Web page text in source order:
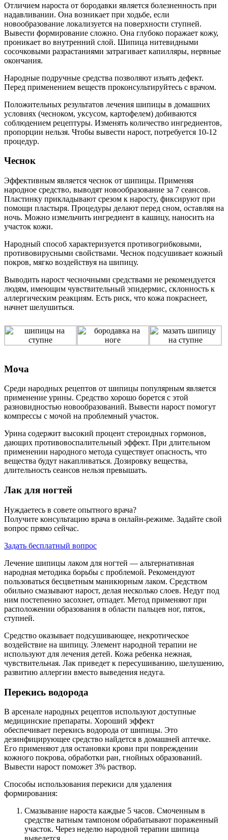
Отличием нароста от бородавки является болезненность при
надавливании. Она возникает при ходьбе, если
новообразование локализуется на поверхности ступней.
Вывести формирование сложно. Она глубоко поражает кожу,
проникает во внутренний слой. Шипица нитевидными
сосочковыми разрастаниями затрагивает капилляры, нервные
окончания.
Народные подручные средства позволяют изъять дефект.
Перед применением веществ проконсультируйтесь с врачом.
Положительных результатов лечения шипицы в домашних
условиях (чесноком, уксусом, картофелем) добиваются
соблюдением рецептуры. Изменять количество ингредиентов,
пропорции нельзя. Чтобы вывести нарост, потребуется 10-12
процедур.
Чеснок
Эффективным является чеснок от шипицы. Применяя
народное средство, выводят новообразование за 7 сеансов.
Пластинку прикладывают срезом к наросту, фиксируют при
помощи пластыря. Процедуры делают перед сном, оставляя на
ночь. Можно измельчить ингредиент в кашицу, наносить на
участок кожи.
Народный способ характеризуется противогрибковыми,
противовирусными свойствами. Чеснок подсушивает кожный
покров, мягко воздействуя на шипицу.
Выводить нарост чесночными средствами не рекомендуется
людям, имеющим чувствительный эпидермис, склонность к
аллергическим реакциям. Есть риск, что кожа покраснеет,
начнет шелушиться.
Моча
Среди народных рецептов от шипицы популярным является
применение урины. Средство хорошо борется с этой
разновидностью новообразований. Вывести нарост помогут
компрессы с мочой на проблемный участок.
Урина содержит высокий процент стероидных гормонов,
дающих противовоспалительный эффект. При длительном
применении народного метода существует опасность, что
вещества будут накапливаться. Дозировку вещества,
длительность сеансов нельзя превышать.
Лак для ногтей
Нуждаетесь в совете опытного врача?
Получите консультацию врача в онлайн-режиме. Задайте свой
вопрос прямо сейчас.
Задать бесплатный вопрос
Лечение шипицы лаком для ногтей — альтернативная
народная методика борьбы с проблемой. Рекомендуют
пользоваться бесцветным маникюрным лаком. Средством
обильно смазывают нарост, делая несколько слоев. Недуг под
ним постепенно засохнет, отпадет. Метод применяют при
расположении образования в области пальцев ног, пяток,
ступней.
Средство оказывает подсушивающее, некротическое
воздействие на шипицу. Элемент народной терапии не
используют для лечения детей. Кожа ребенка нежная,
чувствительная. Лак приведет к пересушиванию, шелушению,
развитию аллергии вместо выведения недуга.
Перекись водорода
В арсенале народных рецептов используют доступные
медицинские препараты. Хороший эффект
обеспечивает перекись водорода от шипицы. Это
дезинфицирующее средство найдется в домашней аптечке.
Его применяют для остановки крови при повреждении
кожного покрова, обработки ран, гнойных образований.
Вывести нарост поможет 3% раствор.
Способы использования перекиси для удаления
формирования:
Смазывание нароста каждые 5 часов. Смоченным в
средстве ватным тампоном обрабатывают пораженный
участок. Через неделю народной терапии шипица